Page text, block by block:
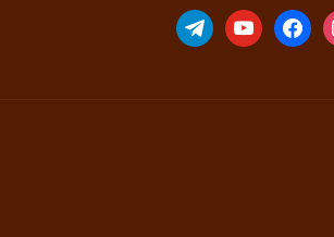
TELEGRAMYOUTUBE